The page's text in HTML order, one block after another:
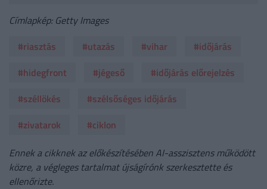
Címlapkép: Getty Images
#riasztás
#utazás #vihar
#időjárás
#hidegfront
#jégeső
#időjárás előrejelzés
#széllökés
#szélsőséges időjárás
#zivatarok
#ciklon
Ennek a cikknek az előkészítésében AI-asszisztens működött
közre, a végleges tartalmat újságírónk szerkesztette és
ellenőrizte.